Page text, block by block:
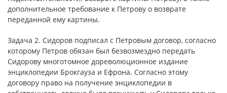
дополнительное требование к Петрову о возврате
переданной ему картины.
Задача 2. Сидоров подписал с Петровым договор, согласно
которому Петров обязан был безвозмездно передать
Сидорову многотомное дореволюционное издание
энциклопедии Брокгауза и Ефрона. Согласно этому
договору право на получение энциклопедии в